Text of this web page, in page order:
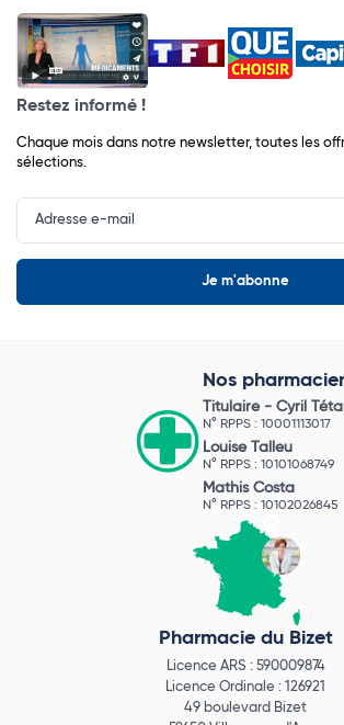
Restez informé !
Chaque mois dans notre newsletter, toutes les
sélections.
Input
Newsletter
Nos
Titulaire - Cyril
N° RPPS : 10001113017
Louise Talleu
N° RPPS : 10101068749
Mathis Costa
N° RPPS : 10102026845
Pharmacie du Bizet
Licence ARS : 590009874
Licence Ordinale : 126921
49 boulevard Bizet